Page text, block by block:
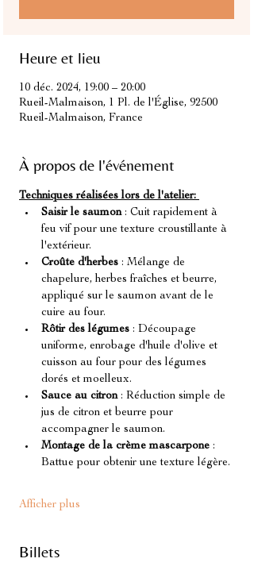
Heure et lieu
10 déc. 2024, 19:00 – 20:00
Rueil-Malmaison, 1 Pl. de l'Église, 92500
Rueil-Malmaison, France
À propos de l'événement
Techniques réalisées lors de l'atelier:
Saisir le saumon : Cuit rapidement à
feu vif pour une texture croustillante à
l'extérieur.
Croûte d'herbes : Mélange de
chapelure, herbes fraîches et beurre,
appliqué sur le saumon avant de le
cuire au four.
Rôtir des légumes : Découpage
uniforme, enrobage d'huile d'olive et
cuisson au four pour des légumes
dorés et moelleux.
Sauce au citron : Réduction simple de
jus de citron et beurre pour
accompagner le saumon.
Montage de la crème mascarpone :
Battue pour obtenir une texture légère.
Afficher plus
Billets